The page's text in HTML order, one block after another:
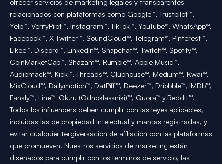
ofrecer servicios de marketing legales y transparentes
relacionados con plataformas como Google™, Trustpilot™,
Yelp™, VerifyPilot™, Instagram™, TikTok™, YouTube™, WhatsApp™,
Facebook™, X-Twitter™, SoundCloud™, Telegram™, Pinterest™,
Likee™, Discord™, LinkedIn™, Snapchat™, Twitch™, Spotify™,
CoinMarketCap™, Shazam™, Rumble™, Apple Music™,
Audiomack™, Kick™, Threads™, Clubhouse™, Medium™, Kwai™,
MixCloud™, Dailymotion™, DatPiff™, Deezer™, Dribbble™, IMDb™,
Fansly™, Line™, Ok.ru (Odnoklassniki)™, Quora™ y Reddit™.
Todos los influencers deben cumplir con las leyes aplicables,
incluidas las de propiedad intelectual y marcas registradas, y
evitar cualquier tergiversación de afiliación con las plataformas
que promueven. Nuestros servicios de marketing están
diseñados para cumplir con los términos de servicio, las